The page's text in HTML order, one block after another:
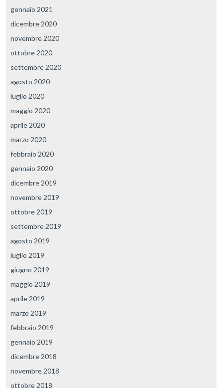
gennaio 2021
dicembre 2020
novembre 2020
ottobre 2020
settembre 2020
agosto 2020
luglio 2020
maggio 2020
aprile 2020
marzo 2020
febbraio 2020
gennaio 2020
dicembre 2019
novembre 2019
ottobre 2019
settembre 2019
agosto 2019
luglio 2019
giugno 2019
maggio 2019
aprile 2019
marzo 2019
febbraio 2019
gennaio 2019
dicembre 2018
novembre 2018
ottobre 2018